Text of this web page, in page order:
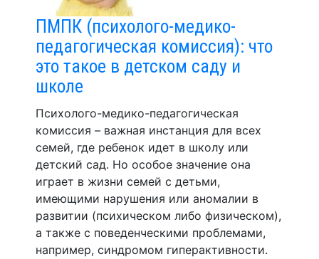
ПМПК (психолого-медико-
педагогическая комиссия): что
это такое в детском саду и
школе
Психолого-медико-педагогическая
комиссия – важная инстанция для всех
семей, где ребенок идет в школу или
детский сад. Но особое значение она
играет в жизни семей с детьми,
имеющими нарушения или аномалии в
развитии (психическом либо физическом),
а также с поведенческими проблемами,
например, синдромом гиперактивности.